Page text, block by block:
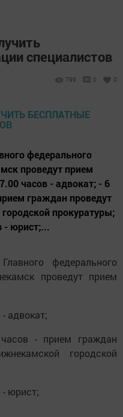
специалистов
799 0 0
федерального
проведут прием
часов - адвокат; - 6
граждан проведут
прокуратуры;
- юрист;...
федерального
проведут прием
адвокат;
- прием граждан
городской
- юрист;